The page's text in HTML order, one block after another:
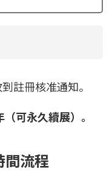
註冊核准通知。
可永久續展）。
間流程